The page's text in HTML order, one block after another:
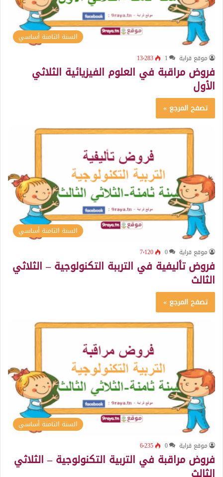
السنة الثامنة أساسي
موقع قراية 1 13٬283
فروض مراقبة في العلوم الفيزيائية الثلاثي
الأول
تصفح المرجع »
السنة الثامنة أساسي
موقع قراية 0 7٬120
فروض تأليفية في الترببة التكنولوجية – الثلاثي
الثالث
تصفح المرجع »
السنة الثامنة أساسي
موقع قراية 0 6٬235
فروض مراقبة في التربية التكنولوجية – الثلاثي